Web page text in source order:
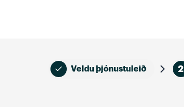
Veldu þjónustuleið 2